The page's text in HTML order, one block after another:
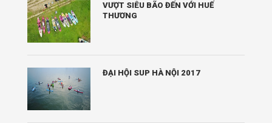
VƯỢT SIÊU BÃO ĐẾN VỚI HUẾ
THƯƠNG
ĐẠI HỘI SUP HÀ NỘI 2017